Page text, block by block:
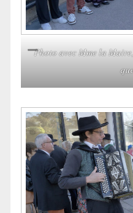
Photo avec Mme la